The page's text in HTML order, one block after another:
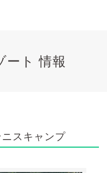
ート 情報
スキャンプ